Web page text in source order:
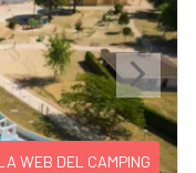
Next
WEB DEL CAMPING